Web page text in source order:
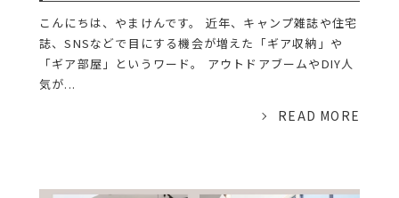
こんにちは、やまけんです。 近年、キャンプ雑誌や住宅
誌、SNSなどで目にする機会が増えた「ギア収納」や
「ギア部屋」というワード。 アウトドアブームやDIY人
気が...
READ MORE